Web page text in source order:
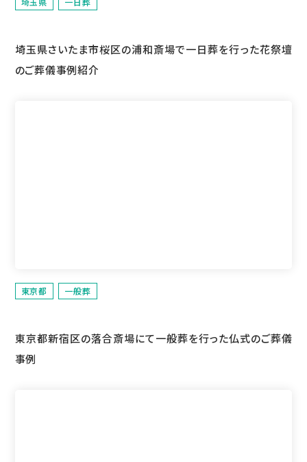
埼玉県さいたま市桜区の浦和斎場で一日葬を行った花祭壇
のご葬儀事例紹介
東京都 一般葬
東京都新宿区の落合斎場にて一般葬を行った仏式のご葬儀
事例